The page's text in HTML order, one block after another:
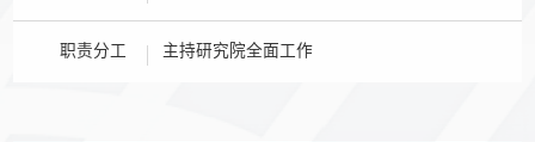
职责分工 主持研究院全面工作